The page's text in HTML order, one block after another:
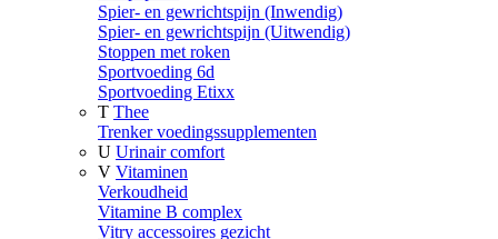
Spier- en gewrichtspijn (Inwendig)
Spier- en gewrichtspijn (Uitwendig)
Stoppen met roken
Sportvoeding 6d
Sportvoeding Etixx
T Thee
Trenker voedingssupplementen
U Urinair comfort
V Vitaminen
Verkoudheid
Vitamine B complex
Vitry accessoires gezicht